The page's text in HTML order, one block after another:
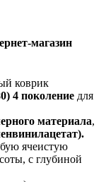
магазин
коврик
4 поколение для
материала,
ячеистую
с глубиной